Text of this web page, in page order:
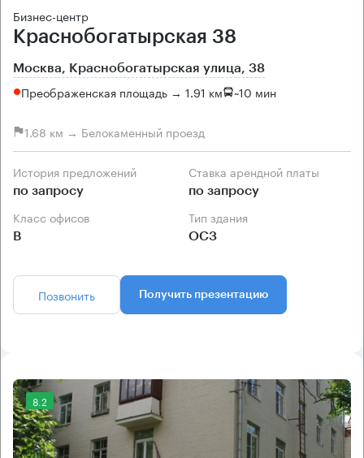
Бизнес-центр
Краснобогатырская 38
Москва, Краснобогатырская улица, 38
Преображенская площадь → 1.91 км ~10 мин
1.68 км → Белокаменный проезд
История предложений
по запросу
Ставка арендной платы
по запросу
Класс офисов
B
Тип здания
ОСЗ
Позвонить Получить презентацию
8.2